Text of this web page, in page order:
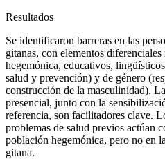
Resultados
Se identificaron barreras en las
gitanas, con elementos
hegemónica, educativos,
salud y prevención) y de género
construcción de la masculinidad).
presencial, junto con la
referencia, son facilitadores clave.
problemas de salud previos actúan
población hegemónica, pero no en
gitana.